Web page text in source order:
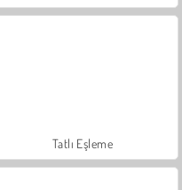
Tatlı Eşleme